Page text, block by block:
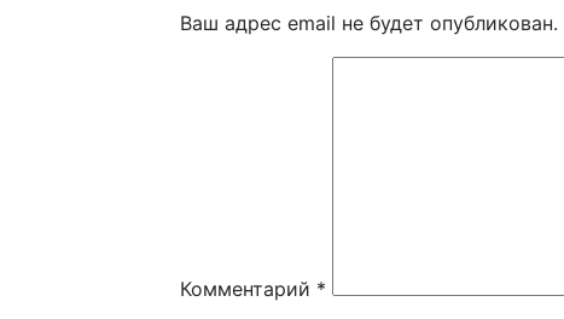
Ваш адрес email не будет опубликован.
Комментарий *